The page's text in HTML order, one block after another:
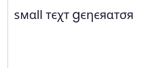
ѕмαℓℓ тєχт gєηєяαтσя